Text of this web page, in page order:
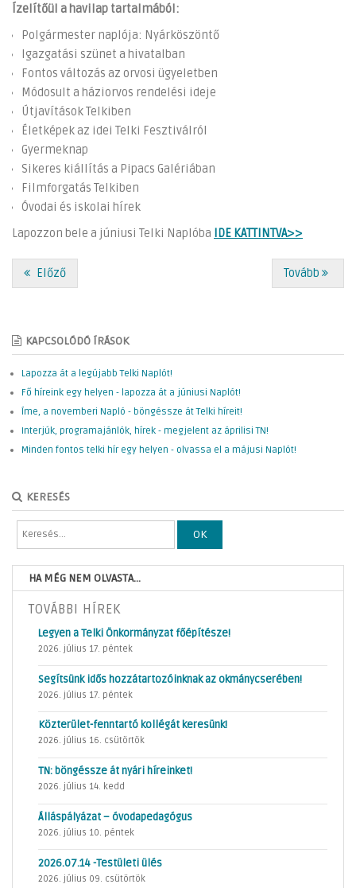
Ízelítőül a havilap tartalmából:
Polgármester naplója: Nyárköszöntő
Igazgatási szünet a hivatalban
Fontos változás az orvosi ügyeletben
Módosult a háziorvos rendelési ideje
Útjavítások Telkiben
Életképek az idei Telki Fesztiválról
Gyermeknap
Sikeres kiállítás a Pipacs Galériában
Filmforgatás Telkiben
Óvodai és iskolai hírek
Lapozzon bele a júniusi Telki Naplóba
IDE KATTINTVA>>
Előző Tovább
KAPCSOLÓDÓ ÍRÁSOK
Lapozza át a legújabb Telki Naplót!
Fő híreink egy helyen - lapozza át a júniusi Naplót!
Íme, a novemberi Napló - böngéssze át Telki híreit!
Interjúk, programajánlók, hírek - megjelent az áprilisi TN!
Minden fontos telki hír egy helyen - olvassa el a májusi Naplót!
KERESÉS
OK
HA MÉG NEM OLVASTA...
TOVÁBBI HÍREK
Legyen a Telki Önkormányzat főépítésze!
2026. július 17. péntek
Segítsünk idős hozzátartozóinknak az okmánycserében!
2026. július 17. péntek
Közterület-fenntartó kollégát keresünk!
2026. július 16. csütörtök
TN: böngéssze át nyári híreinket!
2026. július 14. kedd
Álláspályázat – óvodapedagógus
2026. július 10. péntek
2026.07.14 -Testületi ülés
2026. július 09. csütörtök